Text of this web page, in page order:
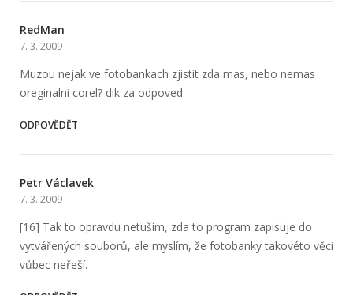
RedMan
7. 3. 2009
Muzou nejak ve fotobankach zjistit zda mas, nebo nemas
oreginalni corel? dik za odpoved
ODPOVĚDĚT
Petr Václavek
7. 3. 2009
[16] Tak to opravdu netuším, zda to program zapisuje do
vytvářených souborů, ale myslím, že fotobanky takovéto věci
vůbec neřeší.